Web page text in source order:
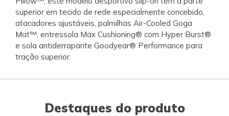
superior em tecido de rede especialmente concebido,
atacadores ajustáveis, palmilhas Air-Cooled Goga
Mat™, entressola Max Cushioning® com Hyper Burst®
e sola antiderrapante Goodyear® Performance para
tração superior.
Destaques do produto